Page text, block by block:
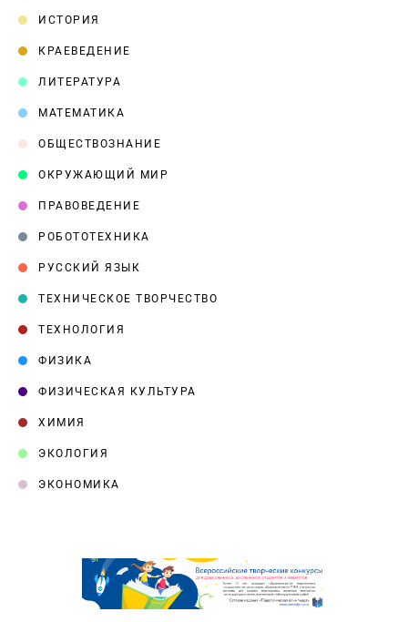
ИСТОРИЯ
КРАЕВЕДЕНИЕ
ЛИТЕРАТУРА
МАТЕМАТИКА
ОБЩЕСТВОЗНАНИЕ
ОКРУЖАЮЩИЙ МИР
ПРАВОВЕДЕНИЕ
РОБОТОТЕХНИКА
РУССКИЙ ЯЗЫК
ТЕХНИЧЕСКОЕ ТВОРЧЕСТВО
ТЕХНОЛОГИЯ
ФИЗИКА
ФИЗИЧЕСКАЯ КУЛЬТУРА
ХИМИЯ
ЭКОЛОГИЯ
ЭКОНОМИКА